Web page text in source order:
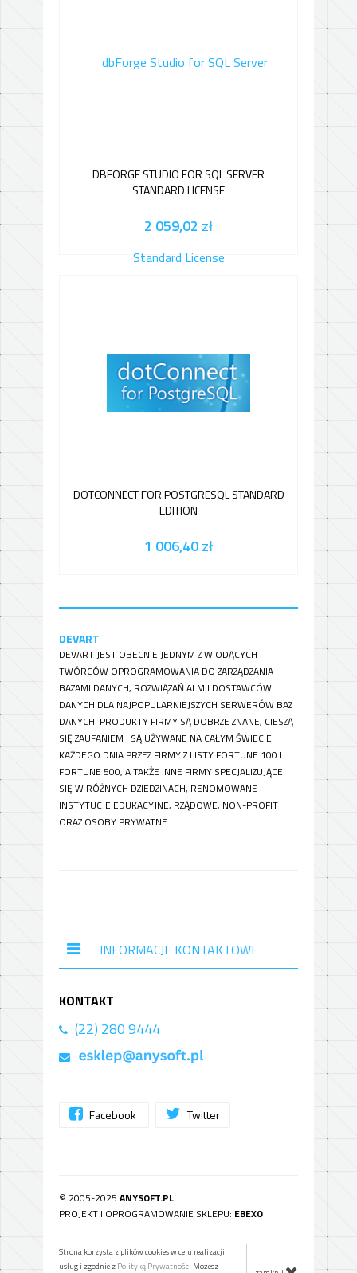
DBFORGE STUDIO FOR SQL SERVER
STANDARD LICENSE
2 059,02 zł
DOTCONNECT FOR POSTGRESQL STANDARD
EDITION
1 006,40zł
DEVART
DEVART JEST OBECNIE JEDNYM Z WIODĄCYCH
TWÓRCÓW OPROGRAMOWANIA DO ZARZĄDZANIA
BAZAMI DANYCH, ROZWIĄZAŃ ALM I DOSTAWCÓW
DANYCH DLA NAJPOPULARNIEJSZYCH SERWERÓW BAZ
DANYCH. PRODUKTY FIRMY SĄ DOBRZE ZNANE, CIESZĄ
SIĘ ZAUFANIEM I SĄ UŻYWANE NA CAŁYM ŚWIECIE
KAŻDEGO DNIA PRZEZ FIRMY Z LISTY FORTUNE 100 I
FORTUNE 500, A TAKŻE INNE FIRMY SPECJALIZUJĄCE
SIĘ W RÓŻNYCH DZIEDZINACH, RENOMOWANE
INSTYTUCJE EDUKACYJNE, RZĄDOWE, NON-PROFIT
ORAZ OSOBY PRYWATNE.
INFORMACJE KONTAKTOWE
KONTAKT
(22) 280 9444
Facebook Twitter
© 2005-2025 ANYSOFT.PL
PROJEKT I OPROGRAMOWANIE SKLEPU: EBEXO
Strona korzysta z plików cookies w celu realizacji
usług i zgodnie z Polityką Prywatności Możesz